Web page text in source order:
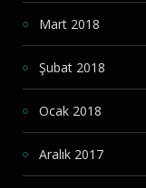
Mart 2018
Şubat 2018
Ocak 2018
Aralık 2017